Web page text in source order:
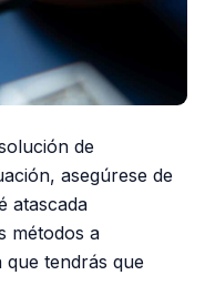
de
asegúrese de
atascada
métodos a
tendrás que